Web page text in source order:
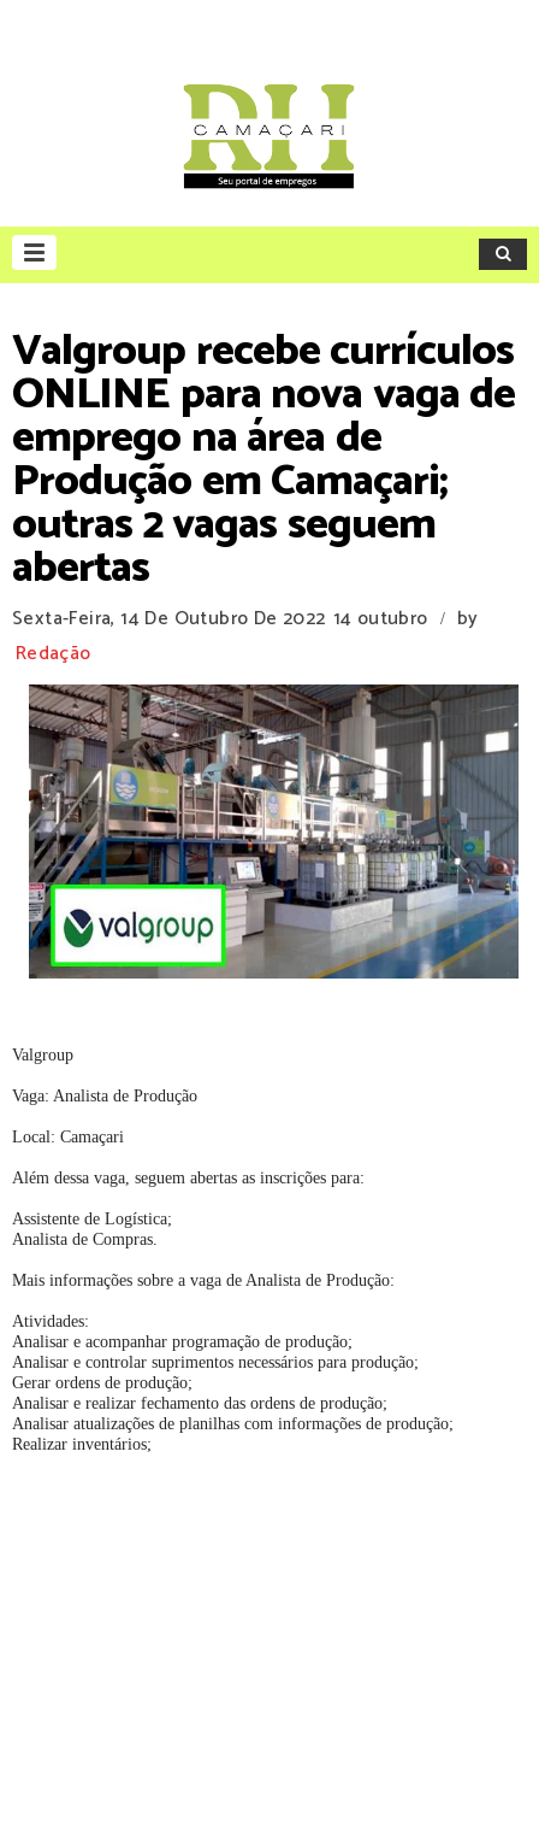
Valgroup recebe currículos
ONLINE para nova vaga de
emprego na área de
Produção em Camaçari;
outras 2 vagas seguem
abertas
Sexta-Feira, 14 De Outubro De 2022 14 outubro /
by
Redação
Valgroup
Vaga: Analista de Produção
Local: Camaçari
Além dessa vaga, seguem abertas as inscrições para:
Assistente de Logística;
Analista de Compras.
Mais informações sobre a vaga de Analista de Produção:
Atividades:
Analisar e acompanhar programação de produção;
Analisar e controlar suprimentos necessários para produção;
Gerar ordens de produção;
Analisar e realizar fechamento das ordens de produção;
Analisar atualizações de planilhas com informações de produção;
Realizar inventários;